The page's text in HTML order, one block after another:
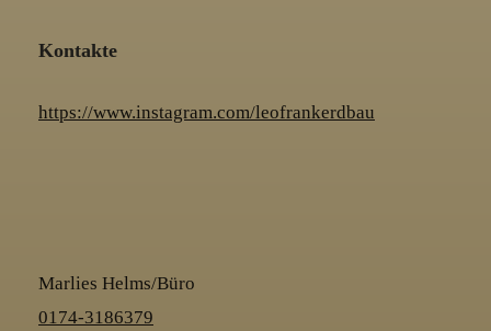
Kontakte
https://www.instagram.com/leofrankerdbau
Marlies Helms/Büro
0174-3186379